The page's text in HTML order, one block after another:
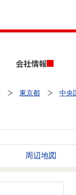
会社情報
新築
店舗のご案内（
会社概要
キャリア採用情報
東京都 中央
周辺地図